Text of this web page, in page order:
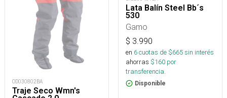
OD030802BA
Traje Seco Wmn's
Lata Balín Steel Bb´s
530
Gamo
$ 3.990
en 6cuotas de $665sin interés
ahorras $160 por
transferencia.
Disponible